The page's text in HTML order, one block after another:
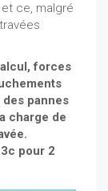
ce, malgré
forces
pannes
charge de
pour 2